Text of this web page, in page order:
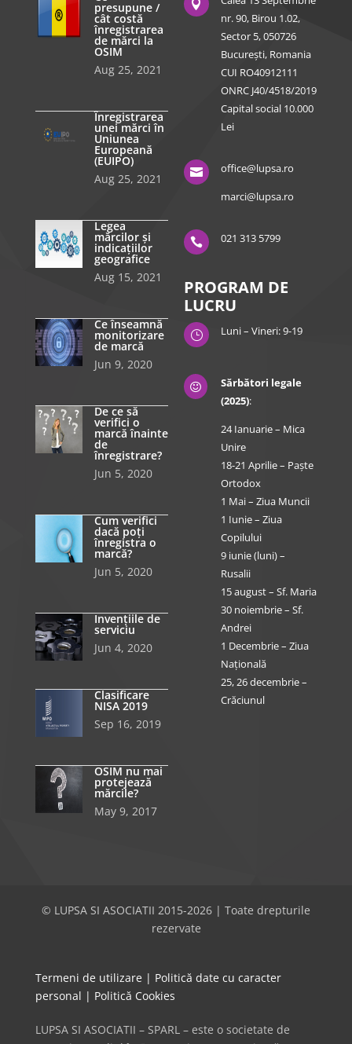
presupune /
cât costă
înregistrarea
de mărci la
OSIM
Aug 25, 2021
Înregistrarea
unei mărci în
Uniunea
Europeană
(EUIPO)
Aug 25, 2021
Legea
mărcilor și
indicațiilor
geografice
Aug 15, 2021
Ce înseamnă
monitorizare
de marcă
Jun 9, 2020
De ce să
verifici o
marcă înainte
de
înregistrare?
Jun 5, 2020
Cum verifici
dacă poți
înregistra o
marcă?
Jun 5, 2020
Invențiile de
serviciu
Jun 4, 2020
Clasificare
NISA 2019
Sep 16, 2019
OSIM nu mai
protejează
mărcile?
May 9, 2017

nr. 90, Birou 1.02,
Sector 5, 050726
București, Romania
CUI RO40912111
ONRC J40/4518/2019
Capital social 10.000
Lei

office@lupsa.ro
marci@lupsa.ro
 021 313 5799
PROGRAM DE
LUCRU
} Luni – Vineri: 9-19

Sărbători legale
(2025):
24 Ianuarie – Mica
Unire
18-21 Aprilie – Paște
Ortodox
1 Mai – Ziua Muncii
1 Iunie – Ziua
Copilului
9 iunie (luni) –
Rusalii
15 august – Sf. Maria
30 noiembrie – Sf.
Andrei
1 Decembrie – Ziua
Națională
25, 26 decembrie –
Crăciunul
© LUPSA SI ASOCIATII 2015-2026 | Toate drepturile
rezervate
Termeni de utilizare | Politică date cu caracter
personal | Politică Cookies
LUPSA SI ASOCIATII – SPARL – este o societate de